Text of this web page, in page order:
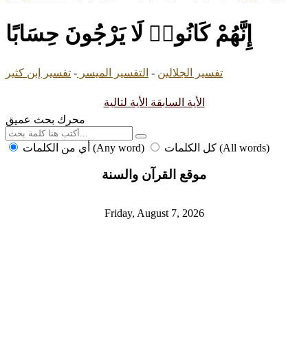
إِنَّهُمْ كَانُوا۟ لَا يَرْجُونَ حِسَابًا
تفسير الجلالين - التفسير الميسر - تفسير إبن كثير
الأية السابقة الأية لتالية
محرك بحث عميق
أي من الكلمات (Any word) كل الكلمات (All words)
موقع القرآن والسنة
Friday, August 7, 2026